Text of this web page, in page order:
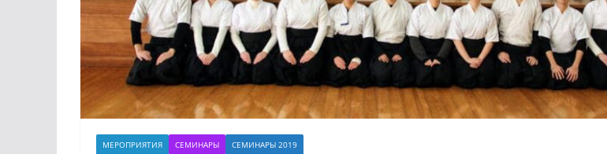
МЕРОПРИЯТИЯ СЕМИНАРЫ СЕМИНАРЫ 2019